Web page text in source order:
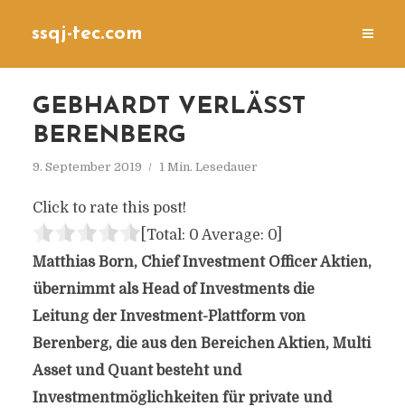
ssqj-tec.com
GEBHARDT VERLÄSST
BERENBERG
9. September 2019 1 Min. Lesedauer
Click to rate this post!
[Total: 0 Average: 0]
Matthias Born, Chief Investment Officer Aktien,
übernimmt als Head of Investments die
Leitung der Investment-Plattform von
Berenberg, die aus den Bereichen Aktien, Multi
Asset und Quant besteht und
Investmentmöglichkeiten für private und